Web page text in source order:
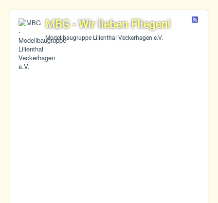
MBG - Wir lieben Fliegen!
Modellbaugruppe Lilienthal Veckerhagen e.V.